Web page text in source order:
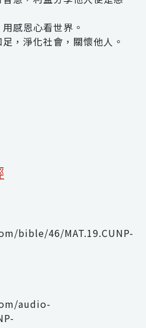
感恩心看世界。
，淨化社會，關懷他人。
bible/46/MAT.19.CUNP-
audio-